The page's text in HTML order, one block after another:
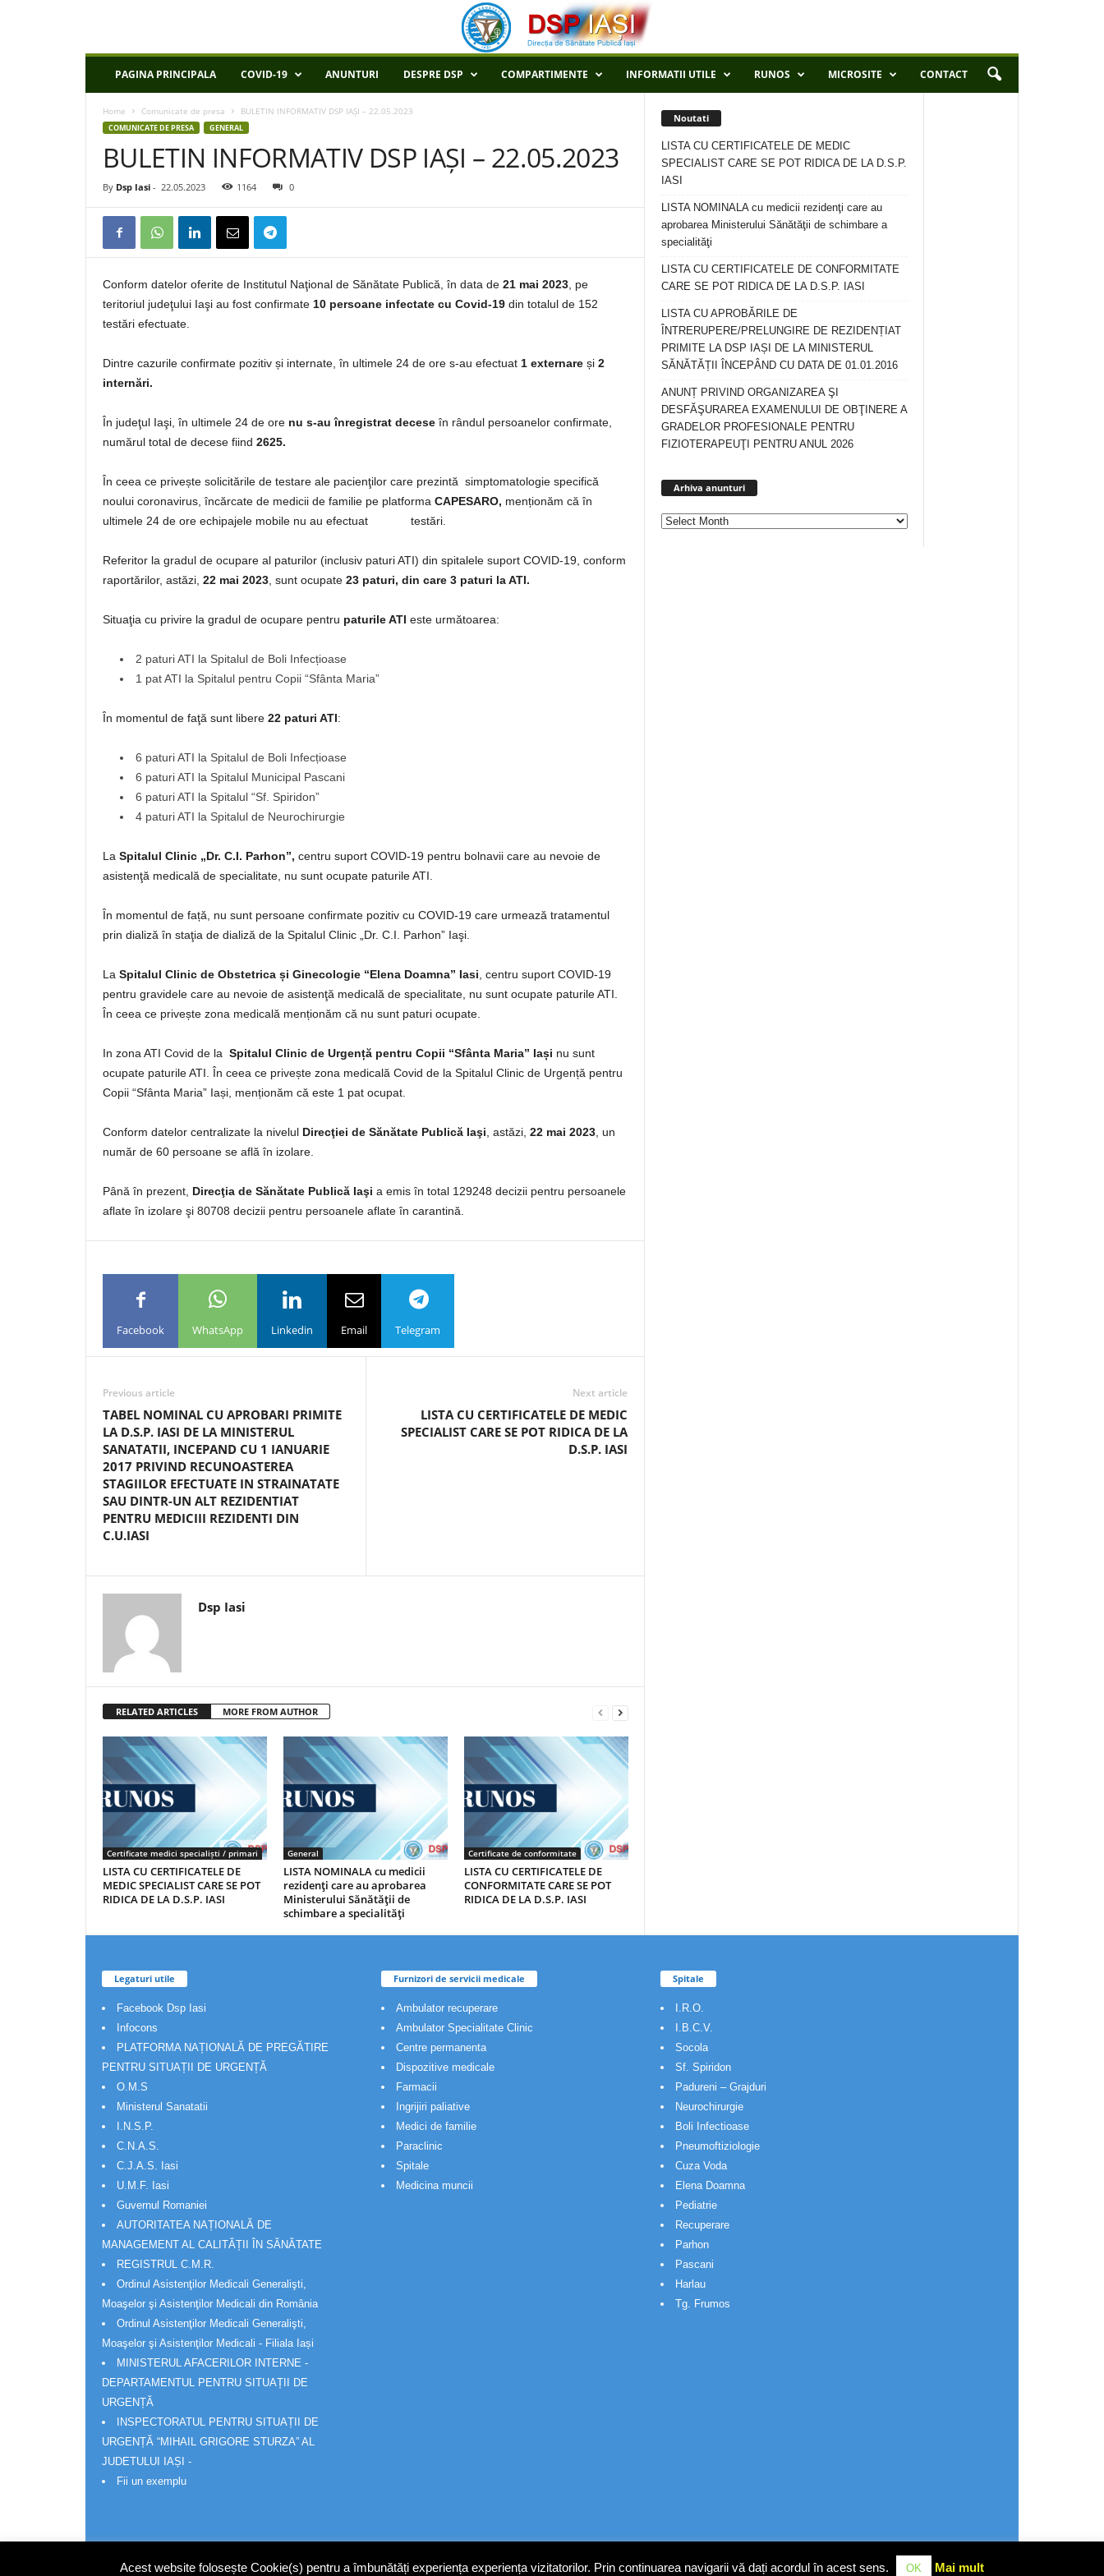
P
PAGINA PRINCIPALA COVID-19 ANUNTURI DESPRE DSP COMPARTIMENTE INFORMATII UTILE RUNOS MICROSITE CONTACT
Home Comunicate de presa BULETIN INFORMATIV DSP IAȘI – 22.05.2023
COMUNICATE DE PRESA GENERAL
BULETIN INFORMATIV DSP IAȘI – 22.05.2023
By Dsp Iasi - 22.05.2023 1164 0
Conform datelor oferite de Institutul Naţional de Sănătate Publică, în data de 21 mai 2023 , pe
teritoriul judeţului Iaşi au fost confirmate 10 persoane infectate cu Covid-19 din totalul de 152
testări efectuate.
Dintre cazurile confirmate pozitiv și internate, în ultimele 24 de ore s-au efectuat 1 externare și 2
internări.
În judeţul Iaşi, în ultimele 24 de ore nu s-au înregistrat decese în rândul persoanelor confirmate,
numărul total de decese fiind 2625.
În ceea ce privește solicitările de testare ale pacienţilor care prezintă simptomatologie specifică
noului coronavirus, încărcate de medicii de familie pe platforma CAPESARO, menționăm că în
ultimele 24 de ore echipajele mobile nu au efectuat testări.
Referitor la gradul de ocupare al paturilor (inclusiv paturi ATI) din spitalele suport COVID-19, conform
raportărilor, astăzi, 22 mai 2023 , sunt ocupate 23 paturi, din care 3 paturi la ATI.
Situaţia cu privire la gradul de ocupare pentru paturile ATI este următoarea:
2 paturi ATI la Spitalul de Boli Infecțioase
1 pat ATI la Spitalul pentru Copii “Sfânta Maria”
În momentul de faţă sunt libere 22 paturi ATI:
6 paturi ATI la Spitalul de Boli Infecțioase
6 paturi ATI la Spitalul Municipal Pascani
6 paturi ATI la Spitalul “Sf. Spiridon”
4 paturi ATI la Spitalul de Neurochirurgie
La Spitalul Clinic „Dr. C.I. Parhon”, centru suport COVID-19 pentru bolnavii care au nevoie de
asistenţă medicală de specialitate, nu sunt ocupate paturile ATI.
În momentul de față, nu sunt persoane confirmate pozitiv cu COVID-19 care urmează tratamentul
prin dializă în staţia de dializă de la Spitalul Clinic „Dr. C.I. Parhon” Iaşi.
La Spitalul Clinic de Obstetrica și Ginecologie “Elena Doamna” Iasi , centru suport COVID-19
pentru gravidele care au nevoie de asistenţă medicală de specialitate, nu sunt ocupate paturile ATI.
În ceea ce privește zona medicală menționăm că nu sunt paturi ocupate.
In zona ATI Covid de la Spitalul Clinic de Urgență pentru Copii “Sfânta Maria” Iași nu sunt
ocupate paturile ATI. În ceea ce privește zona medicală Covid de la Spitalul Clinic de Urgență pentru
Copii “Sfânta Maria” Iași, menționăm că este 1 pat ocupat.
Conform datelor centralizate la nivelul Direcţiei de Sănătate Publică Iaşi , astăzi, 22 mai 2023 , un
număr de 60 persoane se află în izolare.
Până în prezent, Direcţia de Sănătate Publică Iaşi a emis în total 129248 decizii pentru persoanele
aflate în izolare şi 80708 decizii pentru persoanele aflate în carantină.
Facebook WhatsApp Linkedin Email Telegram
Previous article
TABEL NOMINAL CU APROBARI PRIMITE
LA D.S.P. IASI DE LA MINISTERUL
SANATATII, INCEPAND CU 1 IANUARIE
2017 PRIVIND RECUNOASTEREA
STAGIILOR EFECTUATE IN STRAINATATE
SAU DINTR-UN ALT REZIDENTIAT
PENTRU MEDICIII REZIDENTI DIN
C.U.IASI
Next article
LISTA CU CERTIFICATELE DE MEDIC
SPECIALIST CARE SE POT RIDICA DE LA
D.S.P. IASI
Dsp Iasi
RELATED ARTICLES MORE FROM AUTHOR
Certificate medici specialiști / primari
LISTA CU CERTIFICATELE DE
MEDIC SPECIALIST CARE SE POT
RIDICA DE LA D.S.P. IASI
General
LISTA NOMINALA cu medicii
rezidenţi care au aprobarea
Ministerului Sănătăţii de
schimbare a specialităţi
Certificate de conformitate
LISTA CU CERTIFICATELE DE
CONFORMITATE CARE SE POT
RIDICA DE LA D.S.P. IASI
Noutati
LISTA CU CERTIFICATELE DE MEDIC
SPECIALIST CARE SE POT RIDICA DE LA D.S.P.
IASI
LISTA NOMINALA cu medicii rezidenţi care au
aprobarea Ministerului Sănătăţii de schimbare a
specialităţi
LISTA CU CERTIFICATELE DE CONFORMITATE
CARE SE POT RIDICA DE LA D.S.P. IASI
LISTA CU APROBĂRILE DE
ÎNTRERUPERE/PRELUNGIRE DE REZIDENȚIAT
PRIMITE LA DSP IAȘI DE LA MINISTERUL
SĂNĂTĂȚII ÎNCEPÂND CU DATA DE 01.01.2016
ANUNȚ PRIVIND ORGANIZAREA ŞI
DESFĂŞURAREA EXAMENULUI DE OBŢINERE A
GRADELOR PROFESIONALE PENTRU
FIZIOTERAPEUŢI PENTRU ANUL 2026
Arhiva anunturi
Legaturi utile
Facebook Dsp Iasi
Infocons
PLATFORMA NAȚIONALĂ DE PREGĂTIRE
PENTRU SITUAȚII DE URGENȚĂ
O.M.S
Ministerul Sanatatii
I.N.S.P.
C.N.A.S.
C.J.A.S. Iasi
U.M.F. Iasi
Guvernul Romaniei
AUTORITATEA NAȚIONALĂ DE
MANAGEMENT AL CALITĂȚII ÎN SĂNĂTATE
REGISTRUL C.M.R.
Ordinul Asistenţilor Medicali Generalişti,
Moaşelor şi Asistenţilor Medicali din România
Ordinul Asistenţilor Medicali Generalişti,
Moaşelor şi Asistenţilor Medicali - Filiala Iași
MINISTERUL AFACERILOR INTERNE -
DEPARTAMENTUL PENTRU SITUAȚII DE
URGENȚĂ
INSPECTORATUL PENTRU SITUAȚII DE
URGENȚĂ “MIHAIL GRIGORE STURZA” AL
JUDETULUI IAȘI -
Fii un exemplu
Furnizori de servicii medicale
Ambulator recuperare
Ambulator Specialitate Clinic
Centre permanenta
Dispozitive medicale
Farmacii
Ingrijiri paliative
Medici de familie
Paraclinic
Spitale
Medicina muncii
Spitale
I.R.O.
I.B.C.V.
Socola
Sf. Spiridon
Padureni – Grajduri
Neurochirurgie
Boli Infectioase
Pneumoftiziologie
Cuza Voda
Elena Doamna
Pediatrie
Recuperare
Parhon
Pascani
Harlau
Tg. Frumos
© Wakatech
Acest website folosește Cookie(s) pentru a îmbunătăți experiența experiența vizitatorilor. Prin continuarea navigarii vă dați acordul în acest sens. OK Mai mult